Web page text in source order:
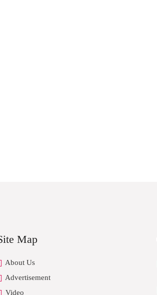
Map
About Us
Advertisement
Video